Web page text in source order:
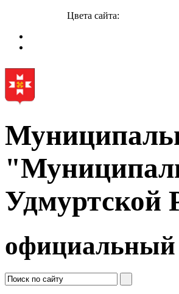
Цвета сайта:
Удмуртской
официальный